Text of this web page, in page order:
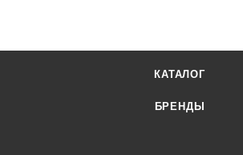
КАТАЛОГ
БРЕНДЫ